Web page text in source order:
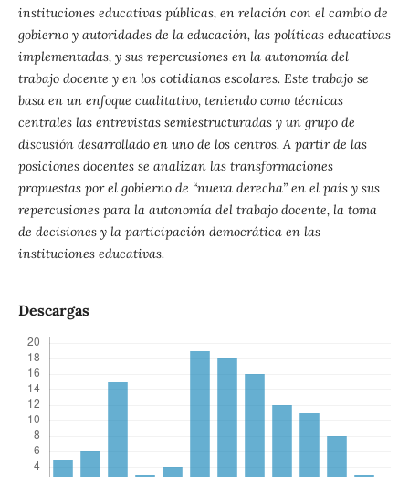
instituciones educativas públicas, en relación con el cambio de
gobierno y autoridades de la educación, las políticas educativas
implementadas, y sus repercusiones en la autonomía del
trabajo docente y en los cotidianos escolares. Este trabajo se
basa en un enfoque cualitativo, teniendo como técnicas
centrales las entrevistas semiestructuradas y un grupo de
discusión desarrollado en uno de los centros. A partir de las
posiciones docentes se analizan las transformaciones
propuestas por el gobierno de “nueva derecha” en el país y sus
repercusiones para la autonomía del trabajo docente, la toma
de decisiones y la participación democrática en las
instituciones educativas.
Descargas